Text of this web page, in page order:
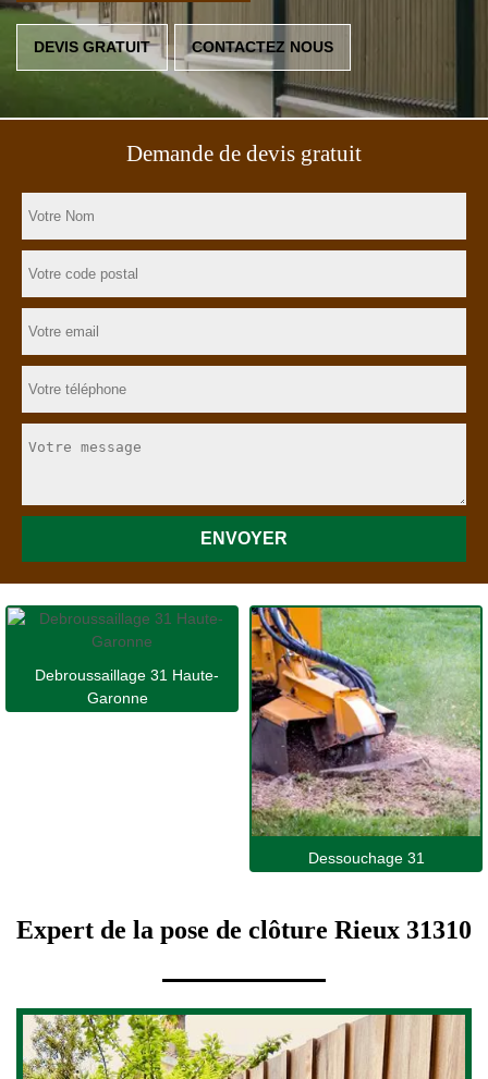
DEVIS GRATUIT CONTACTEZ NOUS
Demande de devis gratuit
Debroussaillage 31 Haute-
Garonne
Dessouchage 31
Expert de la pose de clôture Rieux 31310